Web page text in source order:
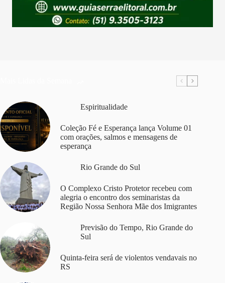
Espiritualidade
Coleção Fé e Esperança lança Volume 01
com orações, salmos e mensagens de
esperança
Rio Grande do Sul
O Complexo Cristo Protetor recebeu com
alegria o encontro dos seminaristas da
Região Nossa Senhora Mãe dos Imigrantes
Previsão do Tempo, Rio Grande do
Sul
Quinta-feira será de violentos vendavais no
RS